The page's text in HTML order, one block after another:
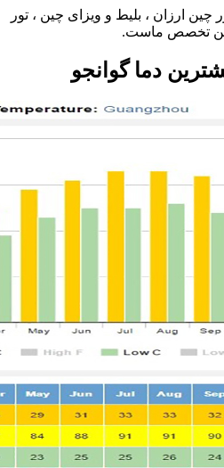
چین ارزان ، بلیط و ویزای چین ، تور
چین تخصص ماست.
دما گوانجو